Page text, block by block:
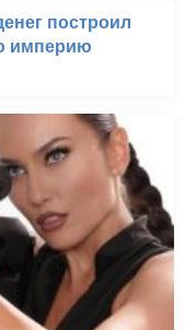
построил
империю